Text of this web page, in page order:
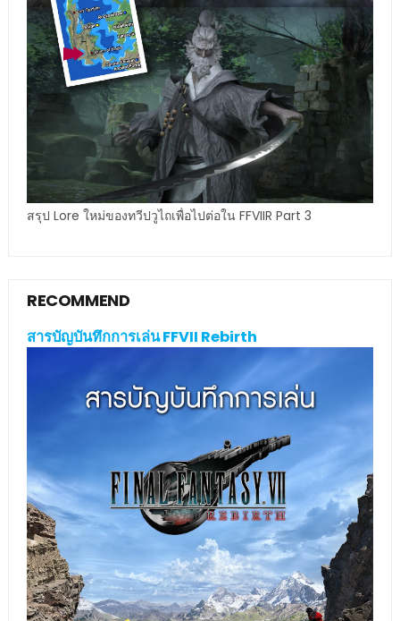
สรุป Lore ใหม่ของทวีปวูไถเพื่อไปต่อใน FFVIIR Part 3
RECOMMEND
สารบัญบันทึกการเล่น FFVII Rebirth